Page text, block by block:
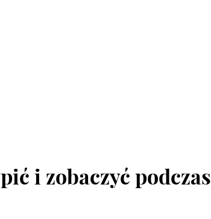
i zobaczyć podczas